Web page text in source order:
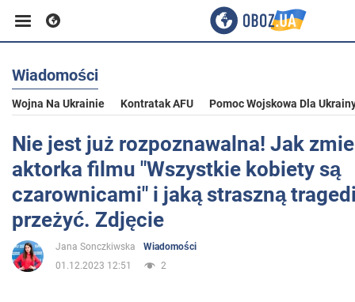
Biznes
Sport
Życie
Wiadomości
Wojna Na Ukrainie Kontratak AFU Pomoc Wojskowa Dla
Nie jest już rozpoznawalna! Jak
aktorka filmu "Wszystkie kobiety są
czarownicami" i jaką straszną
przeżyć. Zdjęcie
Jana Sonczkiwska
Wiadomości
01.12.2023 12:51
2